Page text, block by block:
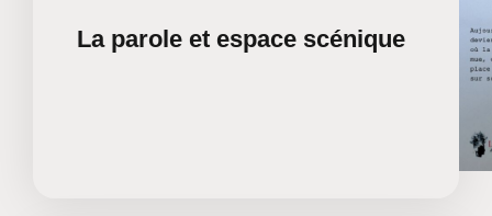
La parole et espace scénique